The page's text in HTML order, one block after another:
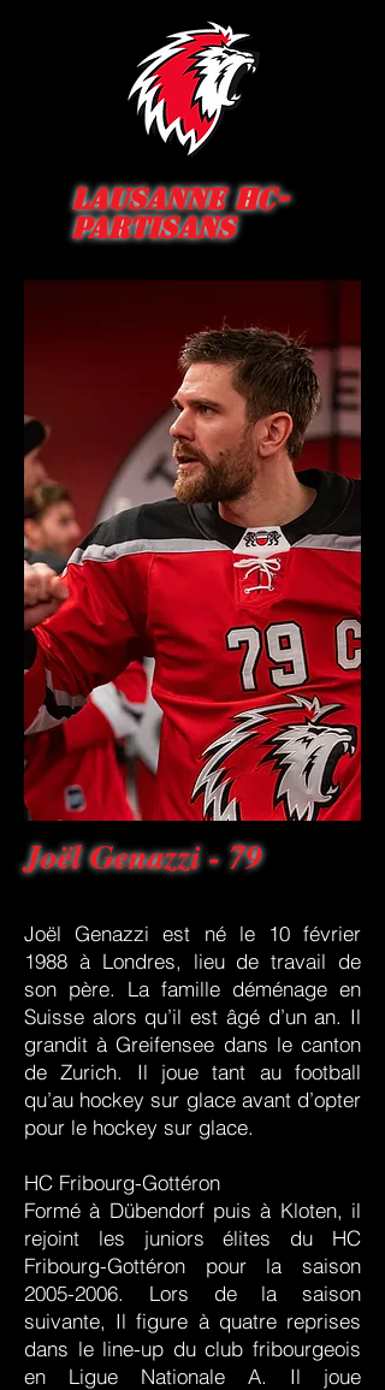
Lausanne HC-
Partisans
Joël Genazzi - 79
Joël Genazzi est né le 10 février
1988 à Londres, lieu de travail de
son père. La famille déménage en
Suisse alors qu’il est âgé d’un an. Il
grandit à Greifensee dans le canton
de Zurich. Il joue tant au football
qu’au hockey sur glace avant d’opter
pour le hockey sur glace.
HC Fribourg-Gottéron
Formé à Dübendorf puis à Kloten, il
rejoint les juniors élites du HC
Fribourg-Gottéron pour la saison
2005-2006. Lors de la saison
suivante, Il figure à quatre reprises
dans le line-up du club fribourgeois
en Ligue Nationale A. Il joue